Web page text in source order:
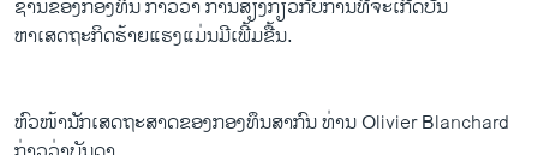
ລາຍງານ
ພາສາຕ່າງໆ
ຊານ​ຂອງກອງ​ທຶນ ກ່າວ​ວ່າ ການ​ສ່ຽງກ່ຽວ​ກັບ​ການ​ທີ່​ຈະ​ເກີດ​ບັນ
​ຫາ​ເສດຖະກິດຮ້າຍ​ແຮງ​ແມ່ນ​ມີ​ເພີ້​ມຂື້ນ.
ຫົວໜ້ານັກ​ເສດຖະສາດ​ຂອງ​ກອງ​ທຶນ​ສາກົນ ທ່ານ Olivier Blanchard